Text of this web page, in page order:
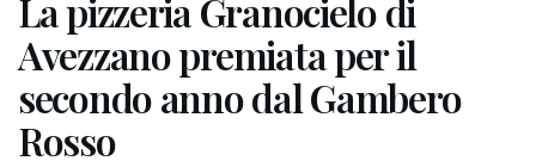
La pizzeria Granocielo di
Avezzano premiata per il
secondo anno dal Gambero
Rosso